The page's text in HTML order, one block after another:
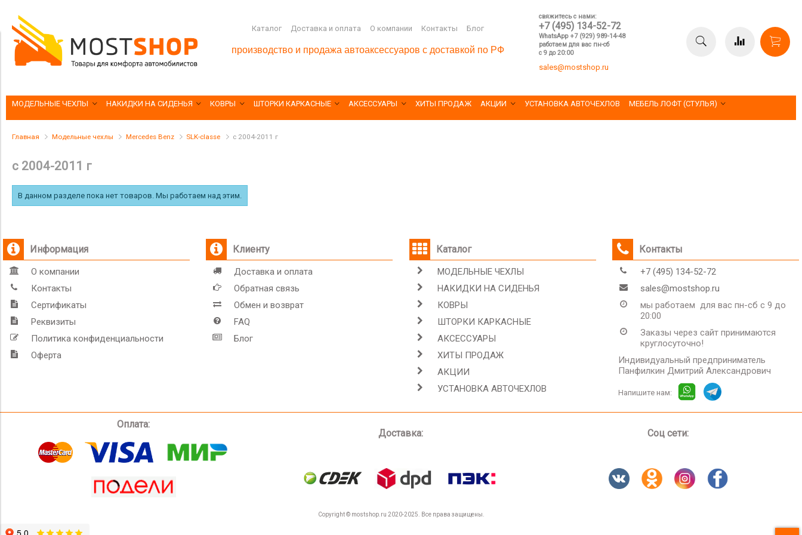
Каталог Доставка и оплата О компании Контакты Блог
производство и продажа автоаксессуаров с доставкой по РФ
свяжитесь с нами:
+7 (495) 134-52-72
WhatsApp +7 (929) 989-14-48
работаем для вас пн-сб
с 9 до 20:00
sales@mostshop.ru
МОДЕЛЬНЫЕ ЧЕХЛЫ НАКИДКИ НА СИДЕНЬЯ КОВРЫ ШТОРКИ КАРКАСНЫЕ АКСЕССУАРЫ ХИТЫ ПРОДАЖ АКЦИИ УСТАНОВКА АВТОЧЕХЛОВ МЕБЕЛЬ ЛОФТ (СТУЛЬЯ)
Главная Модельные чехлы Mercedes Benz SLK-classe с 2004-2011 г
с 2004-2011 г
В данном разделе пока нет товаров. Мы работаем над этим.
Информация
О компании
Контакты
Сертификаты
Реквизиты
Политика конфиденциальности
Оферта
Клиенту
Доставка и оплата
Обратная связь
Обмен и возврат
FAQ
Блог
Каталог
МОДЕЛЬНЫЕ ЧЕХЛЫ
НАКИДКИ НА СИДЕНЬЯ
КОВРЫ
ШТОРКИ КАРКАСНЫЕ
АКСЕССУАРЫ
ХИТЫ ПРОДАЖ
АКЦИИ
УСТАНОВКА АВТОЧЕХЛОВ
Контакты
+7 (495) 134-52-72
sales@mostshop.ru
мы работаем для вас пн-сб с 9 до
20:00
Заказы через сайт принимаются
круглосуточно!
Индивидуальный предприниматель
Панфилкин Дмитрий Александрович
Напишите нам:
Оплата:
Доставка: Соц сети:
Copyright © mostshop.ru 2020-2025. Все права защищены.